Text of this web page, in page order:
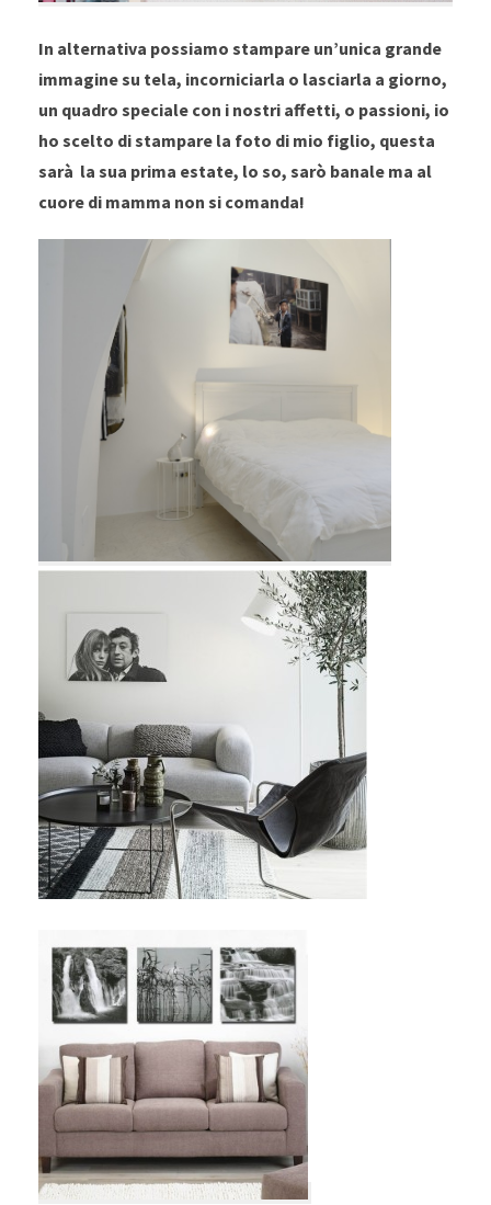
In alternativa possiamo stampare un’unica grande
immagine su tela, incorniciarla o lasciarla a giorno,
un quadro speciale con i nostri affetti, o passioni, io
ho scelto di stampare la foto di mio figlio, questa
sarà la sua prima estate, lo so, sarò banale ma al
cuore di mamma non si comanda!